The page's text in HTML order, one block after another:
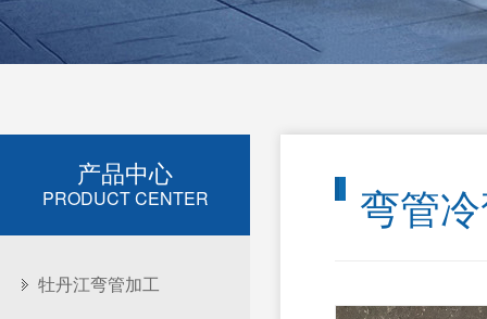
产品中心
PRODUCT CENTER
牡丹江弯管加工
弯管